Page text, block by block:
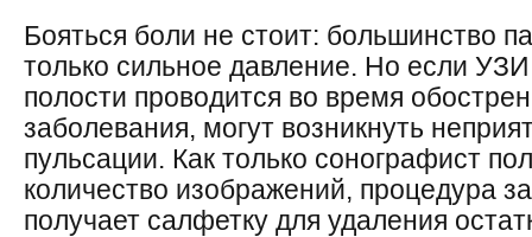
Бояться боли не стоит: большинство
только сильное давление. Но если
полости проводится во время
заболевания, могут возникнуть
пульсации. Как только сонографист
количество изображений, процедура
получает салфетку для удаления